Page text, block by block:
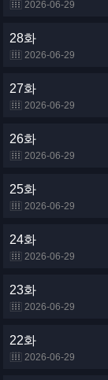
2026-06-29
28화
2026-06-29
27화
2026-06-29
26화
2026-06-29
25화
2026-06-29
24화
2026-06-29
23화
2026-06-29
22화
2026-06-29